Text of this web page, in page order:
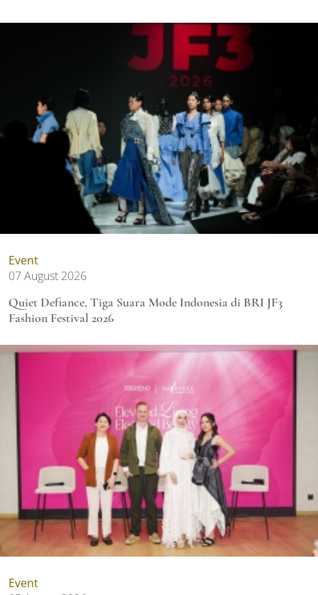
Event
07 August 2026
Quiet Defiance, Tiga Suara Mode Indonesia di BRI JF3
Fashion Festival 2026
Event